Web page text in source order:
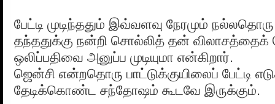
பேட்டி முடிந்ததும் இவ்வளவு நேரமும்
தந்ததுக்கு நன்றி சொல்லித் தன் விலாசத்தைக்
ஒலிப்பதிவை அனுப்ப முடியுமா என்கிறார்.
ஜென்சி என்றதொரு பாட்டுக்குயிலைப் பேட்டி
தேடிக்கொண்ட சந்தோஷம் கூடவே இருக்கும்.